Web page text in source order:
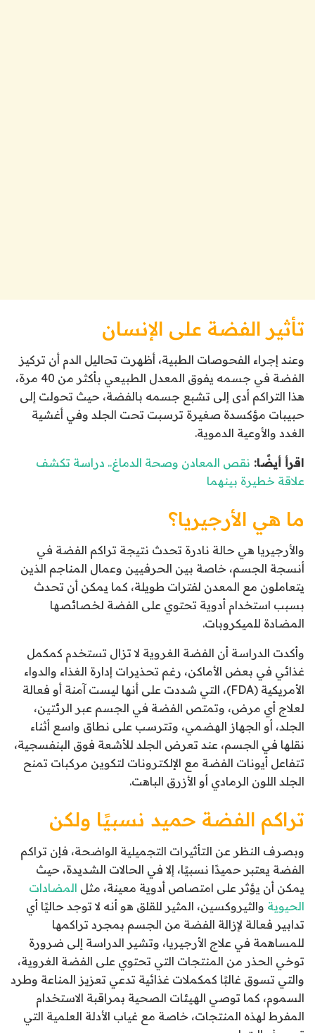
تأثير الفضة على الإنسان
وعند إجراء الفحوصات الطبية، أظهرت تحاليل الدم أن تركيز
الفضة في جسمه يفوق المعدل الطبيعي بأكثر من 40 مرة،
هذا التراكم أدى إلى تشبع جسمه بالفضة، حيث تحولت إلى
حبيبات مؤكسدة صغيرة ترسبت تحت الجلد وفي أغشية
الغدد والأوعية الدموية.
اقرأ أيضًا: نقص المعادن وصحة الدماغ.. دراسة تكشف
علاقة خطيرة بينهما
ما هي الأرجيريا؟
والأرجيريا هي حالة نادرة تحدث نتيجة تراكم الفضة في
أنسجة الجسم، خاصة بين الحرفيين وعمال المناجم الذين
يتعاملون مع المعدن لفترات طويلة، كما يمكن أن تحدث
بسبب استخدام أدوية تحتوي على الفضة لخصائصها
المضادة للميكروبات.
وأكدت الدراسة أن الفضة الغروية لا تزال تستخدم كمكمل
غذائي في بعض الأماكن، رغم تحذيرات إدارة الغذاء والدواء
الأمريكية (FDA)، التي شددت على أنها ليست آمنة أو فعالة
لعلاج أي مرض، وتمتص الفضة في الجسم عبر الرئتين،
الجلد، أو الجهاز الهضمي، وتترسب على نطاق واسع أثناء
نقلها في الجسم، عند تعرض الجلد للأشعة فوق البنفسجية،
تتفاعل أيونات الفضة مع الإلكترونات لتكوين مركبات تمنح
الجلد اللون الرمادي أو الأزرق الباهت.
تراكم الفضة حميد نسبيًا ولكن
وبصرف النظر عن التأثيرات التجميلية الواضحة، فإن تراكم
الفضة يعتبر حميدًا نسبيًا، إلا في الحالات الشديدة، حيث
يمكن أن يؤثر على امتصاص أدوية معينة، مثل المضادات
الحيوية والثيروكسين، المثير للقلق هو أنه لا توجد حاليًا أي
تدابير فعالة لإزالة الفضة من الجسم بمجرد تراكمها
للمساهمة في علاج الأرجيريا، وتشير الدراسة إلى ضرورة
توخي الحذر من المنتجات التي تحتوي على الفضة الغروية،
والتي تسوق غالبًا كمكملات غذائية تدعي تعزيز المناعة وطرد
السموم، كما توصي الهيئات الصحية بمراقبة الاستخدام
المفرط لهذه المنتجات، خاصة مع غياب الأدلة العلمية التي